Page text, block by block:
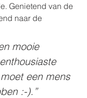
Genietend van de
naar de
mooie
een mens
:-).”